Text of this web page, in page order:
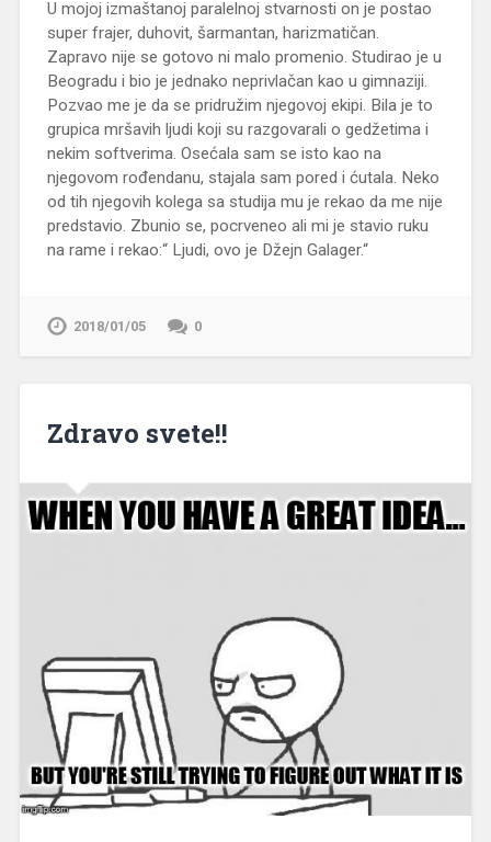
U mojoj izmaštanoj paralelnoj stvarnosti on je postao
super frajer, duhovit, šarmantan, harizmatičan.
Zapravo nije se gotovo ni malo promenio. Studirao je u
Beogradu i bio je jednako neprivlačan kao u gimnaziji.
Pozvao me je da se pridružim njegovoj ekipi. Bila je to
grupica mršavih ljudi koji su razgovarali o gedžetima i
nekim softverima. Osećala sam se isto kao na
njegovom rođendanu, stajala sam pored i ćutala. Neko
od tih njegovih kolega sa studija mu je rekao da me nije
predstavio. Zbunio se, pocrveneo ali mi je stavio ruku
na rame i rekao:“ Ljudi, ovo je Džejn Galager.“
2018/01/05 0
Zdravo svete!!